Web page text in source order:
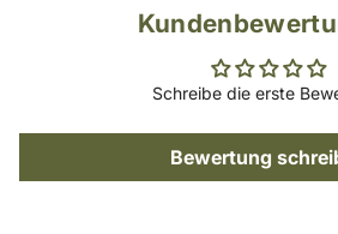
Schreibe die erste
Bewertung